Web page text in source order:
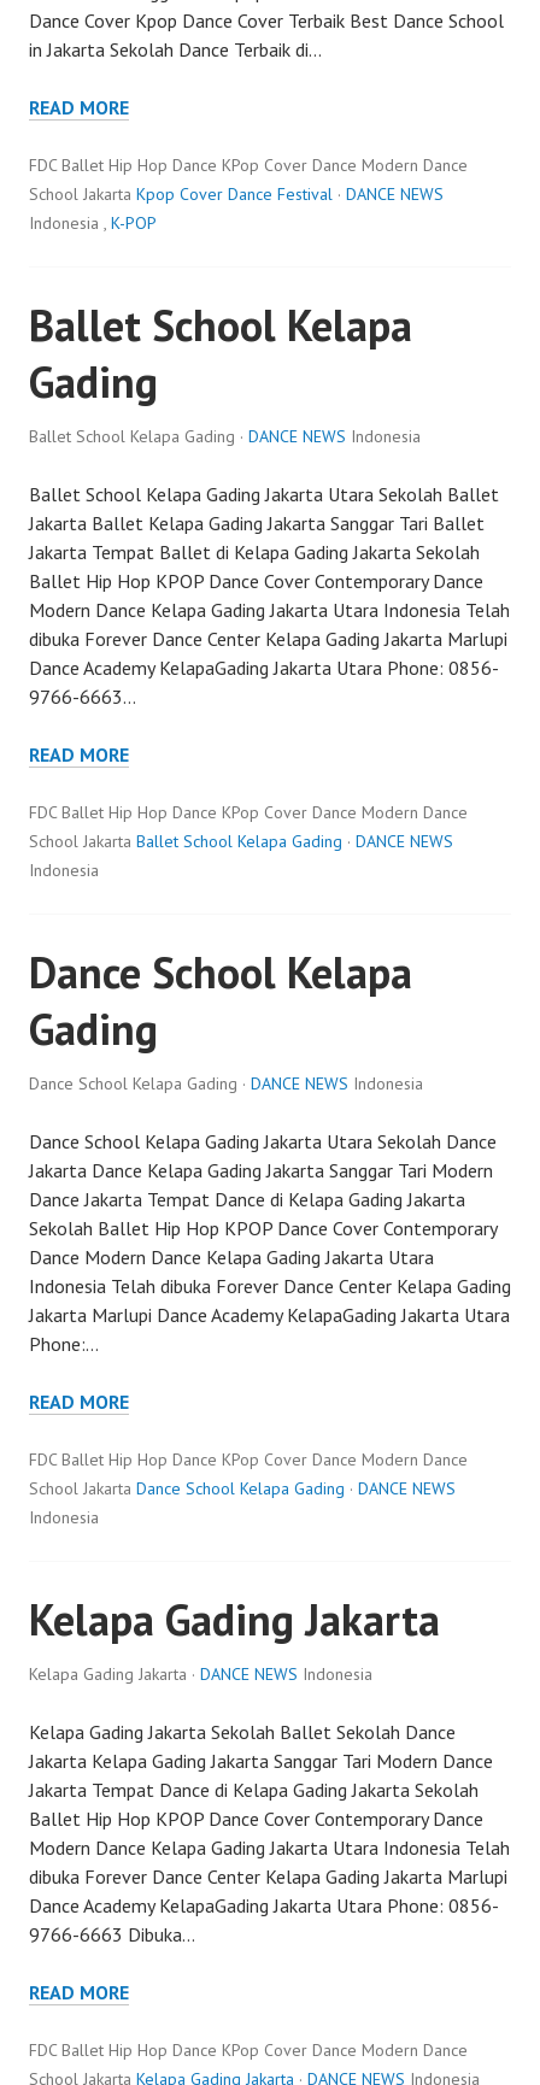
Dance Cover Kpop Dance Cover Terbaik Best Dance School
in Jakarta Sekolah Dance Terbaik di…
READ MORE
FDC Ballet Hip Hop Dance KPop Cover Dance Modern Dance
School Jakarta Kpop Cover Dance Festival · DANCE NEWS
Indonesia , K-POP
Ballet School Kelapa
Gading
Ballet School Kelapa Gading · DANCE NEWS Indonesia
Ballet School Kelapa Gading Jakarta Utara Sekolah Ballet
Jakarta Ballet Kelapa Gading Jakarta Sanggar Tari Ballet
Jakarta Tempat Ballet di Kelapa Gading Jakarta Sekolah
Ballet Hip Hop KPOP Dance Cover Contemporary Dance
Modern Dance Kelapa Gading Jakarta Utara Indonesia Telah
dibuka Forever Dance Center Kelapa Gading Jakarta Marlupi
Dance Academy KelapaGading Jakarta Utara Phone: 0856-
9766-6663…
READ MORE
FDC Ballet Hip Hop Dance KPop Cover Dance Modern Dance
School Jakarta Ballet School Kelapa Gading · DANCE NEWS
Indonesia
Dance School Kelapa
Gading
Dance School Kelapa Gading · DANCE NEWS Indonesia
Dance School Kelapa Gading Jakarta Utara Sekolah Dance
Jakarta Dance Kelapa Gading Jakarta Sanggar Tari Modern
Dance Jakarta Tempat Dance di Kelapa Gading Jakarta
Sekolah Ballet Hip Hop KPOP Dance Cover Contemporary
Dance Modern Dance Kelapa Gading Jakarta Utara
Indonesia Telah dibuka Forever Dance Center Kelapa Gading
Jakarta Marlupi Dance Academy KelapaGading Jakarta Utara
Phone:…
READ MORE
FDC Ballet Hip Hop Dance KPop Cover Dance Modern Dance
School Jakarta Dance School Kelapa Gading · DANCE NEWS
Indonesia
Kelapa Gading Jakarta
Kelapa Gading Jakarta · DANCE NEWS Indonesia
Kelapa Gading Jakarta Sekolah Ballet Sekolah Dance
Jakarta Kelapa Gading Jakarta Sanggar Tari Modern Dance
Jakarta Tempat Dance di Kelapa Gading Jakarta Sekolah
Ballet Hip Hop KPOP Dance Cover Contemporary Dance
Modern Dance Kelapa Gading Jakarta Utara Indonesia Telah
dibuka Forever Dance Center Kelapa Gading Jakarta Marlupi
Dance Academy KelapaGading Jakarta Utara Phone: 0856-
9766-6663 Dibuka…
READ MORE
FDC Ballet Hip Hop Dance KPop Cover Dance Modern Dance
School Jakarta Kelapa Gading Jakarta · DANCE NEWS Indonesia